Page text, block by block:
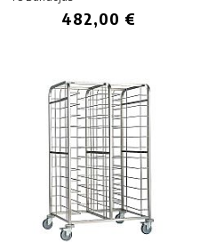
482,00 €